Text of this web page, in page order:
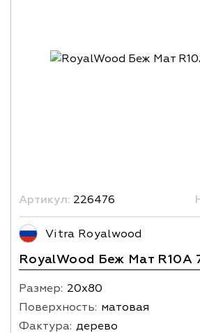
Артикул: 226476
Vitra Royalwood
RoyalWood Беж Мат R10A
Размер: 20х80
Поверхность: матовая
Фактура: дерево